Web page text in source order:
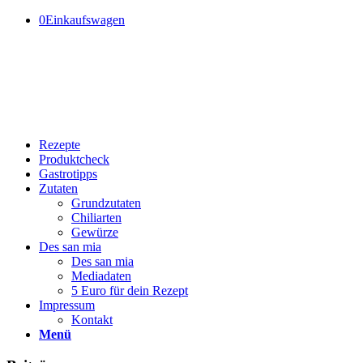
0Einkaufswagen
Rezepte
Produktcheck
Gastrotipps
Zutaten
Grundzutaten
Chiliarten
Gewürze
Des san mia
Des san mia
Mediadaten
5 Euro für dein Rezept
Impressum
Kontakt
Menü